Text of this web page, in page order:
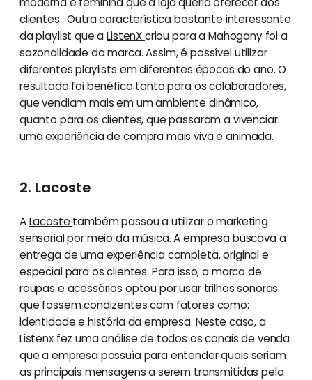
clientes. Outra característica bastante interessante
da playlist que aListenXcriou para a Mahogany foi a
sazonalidade da marca. Assim, é possível utilizar
diferentes playlists em diferentes épocas do ano. O
resultado foi benéfico tanto para os colaboradores,
que vendiam mais em um ambiente dinâmico,
quanto para os clientes, que passaram a vivenciar
uma experiência de compra mais viva e animada.
2. Lacoste
ALacoste também passou a utilizar o marketing
sensorial por meio da música. A empresa buscava a
entrega de uma experiência completa, original e
especial para os clientes. Para isso, a marca de
roupas e acessórios optou por usar trilhas sonoras
que fossem condizentes com fatores como:
identidade e história da empresa. Neste caso, a
Listenx fez uma análise de todos os canais de venda
que a empresa possuía para entender quais seriam
as principais mensagens a serem transmitidas pela